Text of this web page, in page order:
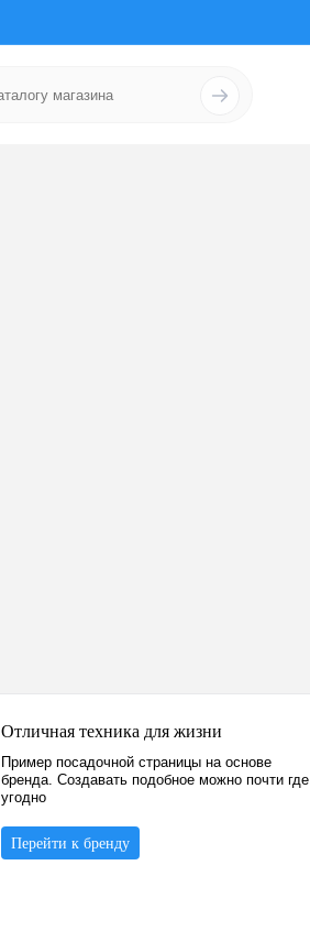
Отличная техника для жизни
Пример посадочной страницы на основе
бренда. Создавать подобное можно почти где
угодно
Перейти к бренду